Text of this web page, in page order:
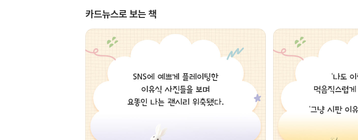
카드뉴스로 보는 책